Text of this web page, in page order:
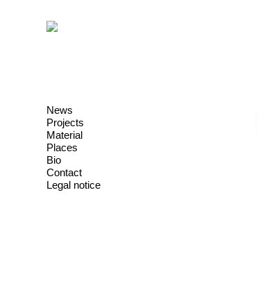
News
Projects
Material
Places
Bio
Contact
Legal notice